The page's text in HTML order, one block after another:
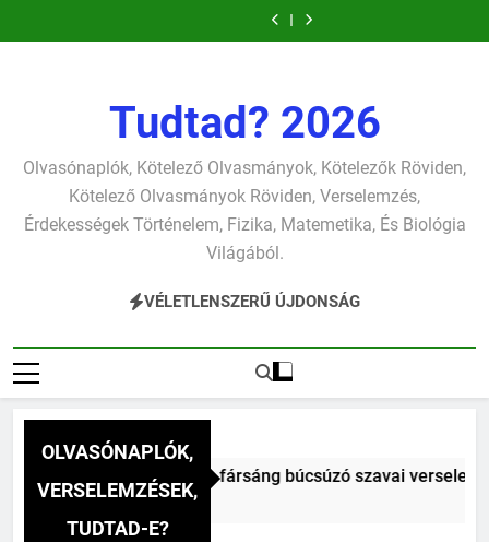
a
verselemzés
búcsúzó szavai
gyerekszemű élet-
gondolkodó
Tudtad? 2026
Olvasónaplók, Kötelező Olvasmányok, Kötelezők Röviden,
Kötelező Olvasmányok Röviden, Verselemzés,
Érdekességek Történelem, Fizika, Matemetika, És Biológia
Világából.
VÉLETLENSZERŰ ÚJDONSÁG
OLVASÓNAPLÓK,
VERSELEMZÉSEK,
TUDTAD-E?
Vitéz Mihály: A fársáng búcsúzó szavai verselemzés